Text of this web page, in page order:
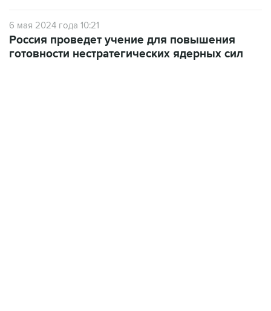
6 мая 2024 года 10:21
Россия проведет учение для повышения
готовности нестратегических ядерных сил